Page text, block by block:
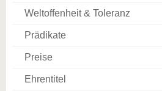
Weltoffenheit & Toleranz
Prädikate
Preise
Ehrentitel